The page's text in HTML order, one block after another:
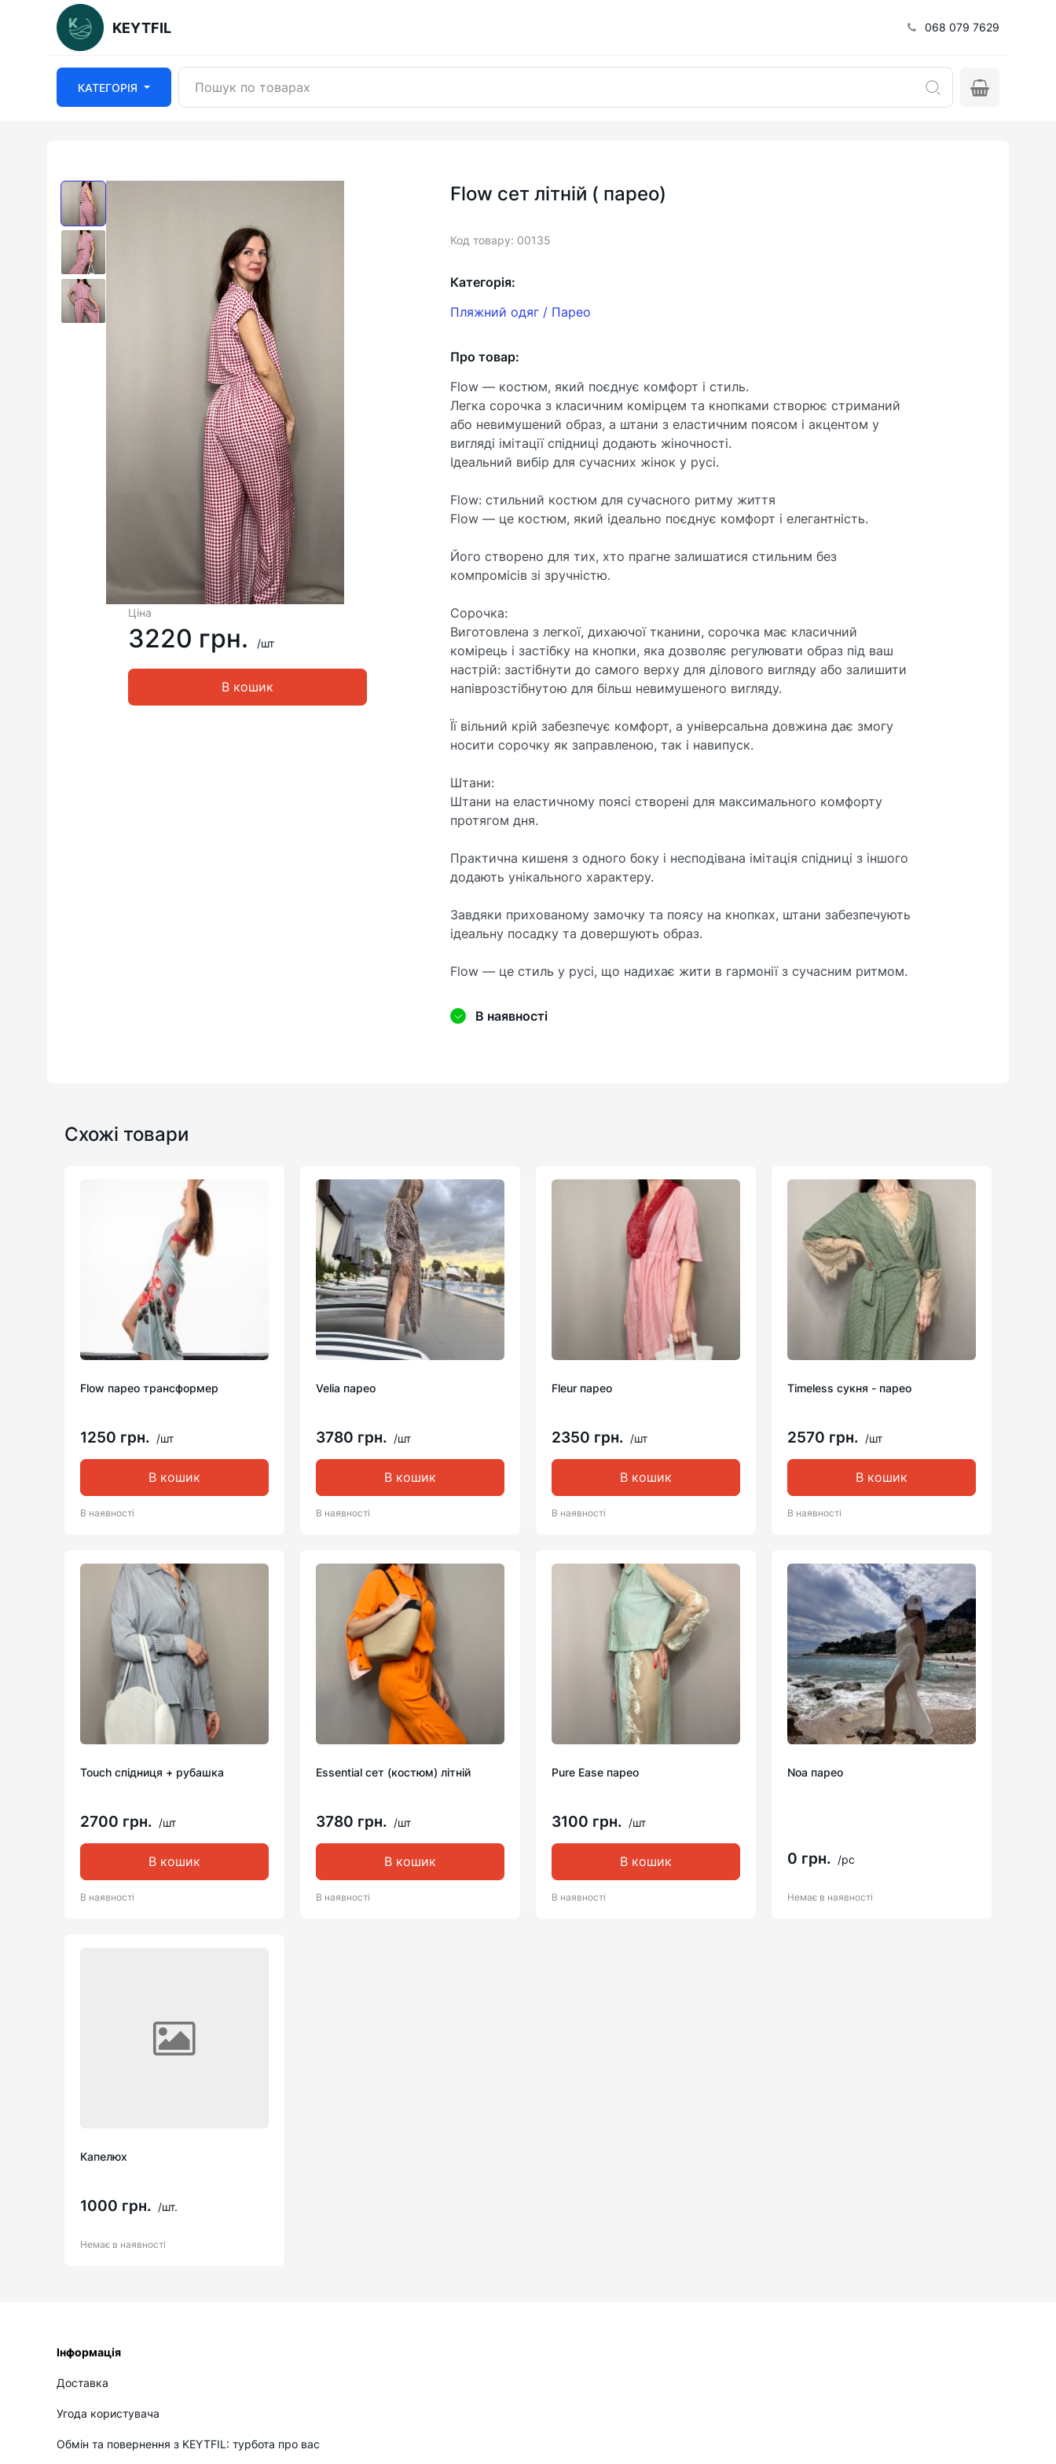
KEYTFIL 068 079 7629
КАТЕГОРІЯ
Ціна
3220 грн. /шт
В кошик
Flow сет літній ( парео)
Код товару: 00135
Категорія:
Пляжний одяг / Парео
Про товар:
Flow — костюм, який поєднує комфорт і стиль.
Легка сорочка з класичним комірцем та кнопками створює стриманий
або невимушений образ, а штани з еластичним поясом і акцентом у
вигляді імітації спідниці додають жіночності.
Ідеальний вибір для сучасних жінок у русі.
Flow: стильний костюм для сучасного ритму життя
Flow — це костюм, який ідеально поєднує комфорт і елегантність.
Його створено для тих, хто прагне залишатися стильним без
компромісів зі зручністю.
Сорочка:
Виготовлена з легкої, дихаючої тканини, сорочка має класичний
комірець і застібку на кнопки, яка дозволяє регулювати образ під ваш
настрій: застібнути до самого верху для ділового вигляду або залишити
напіврозстібнутою для більш невимушеного вигляду.
Її вільний крій забезпечує комфорт, а універсальна довжина дає змогу
носити сорочку як заправленою, так і навипуск.
Штани:
Штани на еластичному поясі створені для максимального комфорту
протягом дня.
Практична кишеня з одного боку і несподівана імітація спідниці з іншого
додають унікального характеру.
Завдяки прихованому замочку та поясу на кнопках, штани забезпечують
ідеальну посадку та довершують образ.
Flow — це стиль у русі, що надихає жити в гармонії з сучасним ритмом.
В наявності
Схожі товари
Flow парео трансформер
1250 грн. /шт
В кошик
В наявності
Velia парео
3780 грн. /шт
В кошик
В наявності
Fleur парео
2350 грн. /шт
В кошик
В наявності
Timeless сукня - парео
2570 грн. /шт
В кошик
В наявності
Touch спідниця + рубашка
2700 грн. /шт
В кошик
В наявності
Essential сет (костюм) літній
3780 грн. /шт
В кошик
В наявності
Pure Ease парео
3100 грн. /шт
В кошик
В наявності
Noa парео
0 грн. /pc
Немає в наявності
Капелюх
1000 грн. /шт.
Немає в наявності
Інформація
Доставка
Угода користувача
Обмін та повернення з KEYTFIL: турбота про вас